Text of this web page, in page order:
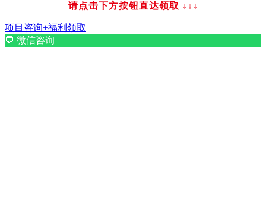
请点击下方按钮直达领取 ↓↓↓
项目咨询+福利领取
💬 微信咨询